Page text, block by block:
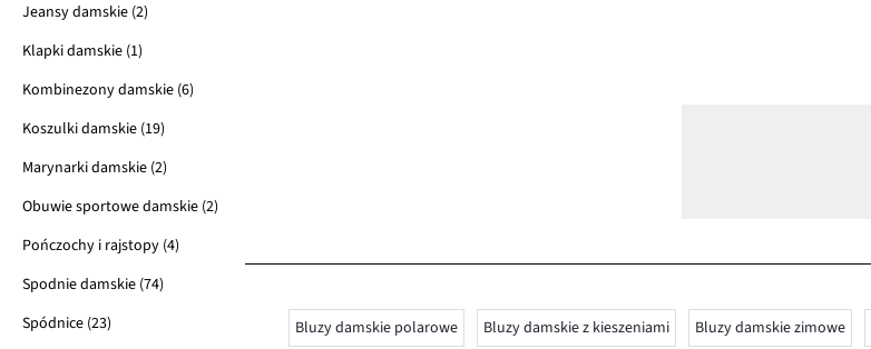
Jeansy damskie (2)
Klapki damskie (1)
Kombinezony damskie (6)
Koszulki damskie (19)
Marynarki damskie (2)
Obuwie sportowe damskie (2)
Pończochy i rajstopy (4)
Spodnie damskie (74)
Spódnice (23)
Bluzy damskie polarowe Bluzy damskie z kieszeniami Bluzy damskie zimowe